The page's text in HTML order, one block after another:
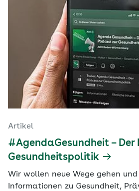
Artikel
#AgendaGesundheit – Der
Gesundheitspolitik
Wir wollen neue Wege gehen
Informationen zu Gesundheit,